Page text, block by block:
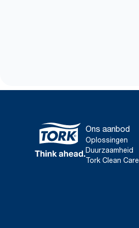
Ons aanbod
Oplossingen
Duurzaamheid
Tork Clean Care